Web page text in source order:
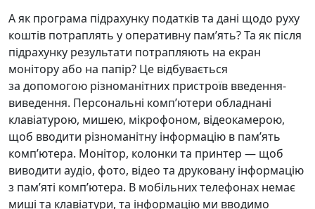
А як програма підрахунку податків та дані щодо руху
коштів потраплять у оперативну памʼять? Та як після
підрахунку результати потрапляють на екран
монітору або на папір? Це відбувається
за допомогою різноманітних пристроїв введення-
виведення. Персональні компʼютери обладнані
клавіатурою, мишею, мікрофоном, відеокамерою,
щоб вводити різноманітну інформацію в памʼять
компʼютера. Монітор, колонки та принтер — щоб
виводити аудіо, фото, відео та друковану інформацію
з памʼяті компʼютера. В мобільних телефонах немає
миші та клавіатури, та інформацію ми вводимо